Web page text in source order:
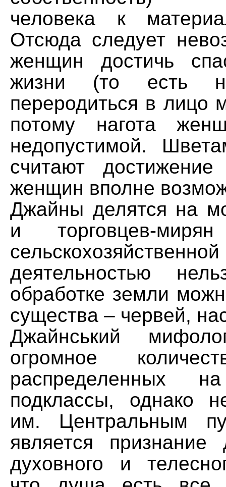
человека к
Отсюда следует
женщин достичь
жизни (то есть
переродиться в лицо
потому нагота
недопустимой.
считают
женщин вполне
Джайны делятся на
и торговцев-
сельскохозяйственной
деятельностью
обработке земли
существа – червей,
Джайнський
огромное
распределенных
подклассы, однако
им. Центральным
является
духовного и